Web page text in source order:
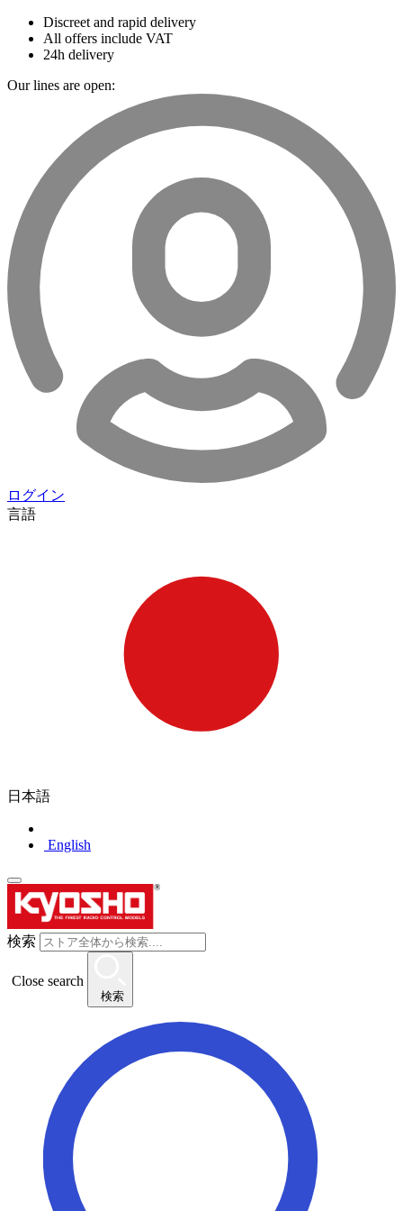
Discreet and rapid delivery
All offers include VAT
24h delivery
Our lines are open:
ログイン
言語
日本語
English
検索
Close search
検索